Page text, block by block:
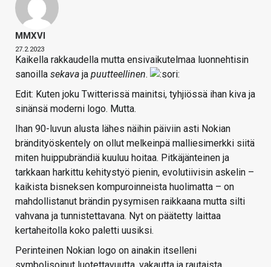
MMXVI
27.2.2023
Kaikella rakkaudella mutta ensivaikutelmaa luonnehtisin
sanoilla sekava ja puutteellinen.
Edit: Kuten joku Twitterissä mainitsi, tyhjiössä ihan kiva ja
sinänsä moderni logo. Mutta.
Ihan 90-luvun alusta lähes näihin päiviin asti Nokian
brändityöskentely on ollut melkeinpä malliesimerkki siitä
miten huippubrändiä kuuluu hoitaa. Pitkäjänteinen ja
tarkkaan harkittu kehitystyö pienin, evolutiivisin askelin –
kaikista bisneksen kompuroinneista huolimatta – on
mahdollistanut brändin pysymisen raikkaana mutta silti
vahvana ja tunnistettavana. Nyt on päätetty laittaa
kertaheitolla koko paletti uusiksi.
Perinteinen Nokian logo on ainakin itselleni